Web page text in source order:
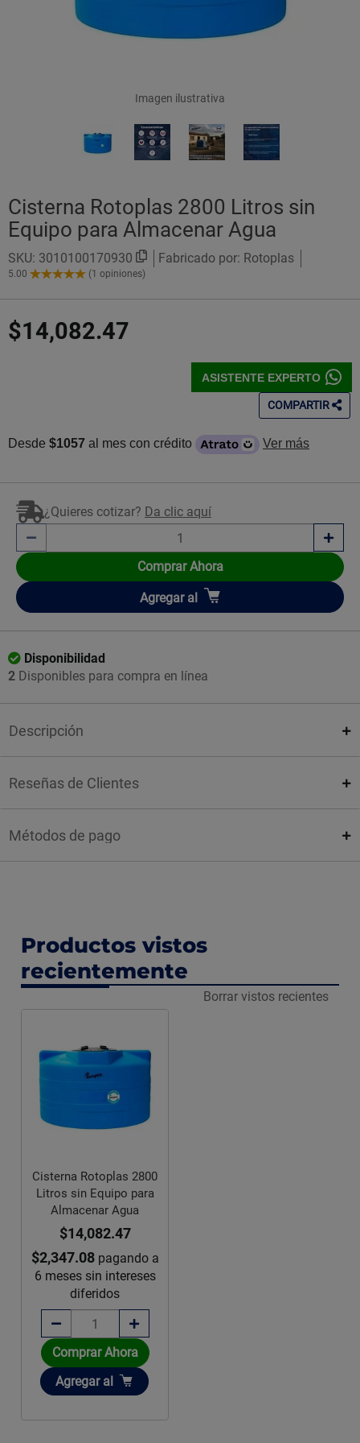
Imagen ilustrativa
Cisterna Rotoplas 2800 Litros sin
Equipo para Almacenar Agua
SKU: 3010100170930 Fabricado por: Rotoplas
5.00
5.00
Estrellas!
(1 opiniones)
$14,082.47
ASISTENTE EXPERTO
COMPARTIR
Desde $1057 al mes con crédito Ver más
¿Quieres cotizar? Da clic aquí
Comprar Ahora
Añadir
Agregar al
Disponibilidad
2 Disponibles para compra en línea
Descripción
Reseñas de Clientes
Métodos de pago
Productos vistos
recientemente
Borrar vistos recientes
Cisterna Rotoplas 2800
Litros sin Equipo para
Almacenar Agua
$14,082.47
$2,347.08pagando a
6 meses sin intereses
diferidos
Comprar Ahora
Añadir
Agregar al